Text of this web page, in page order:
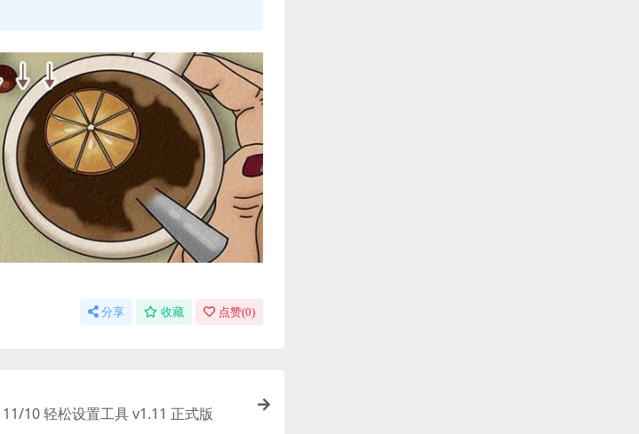
分享 收藏 点赞(0)
10 轻松设置工具 v1.11 正式版